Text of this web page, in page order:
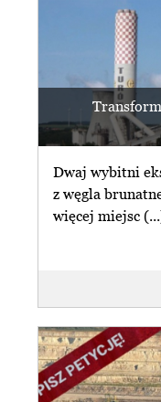
31
decyzji
Termin
Naczelny
Dwaj wybitni
z węgla
więcej miejsc